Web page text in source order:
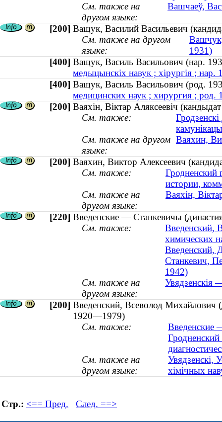
См. также на
другом языке:
Вашчаеў,
[200] Ващук, Василий Васильевич
См. также на другом
языке:
Вашчук,
1931)
[400] Ващук, Василь Васильович (нар.
медыцынскіх навук ; хірургія ; нар.
[400] Ващук, Василь Васильович (род.
медицинских наук ; хирургия ; род.
[200] Ваяхін, Віктар Аляксеевіч
См. также:
См. также на другом
языке:
Ваяхин,
[200] Ваяхин, Виктор Алексеевич
См. также:
Гродненский
истории,
См. также на
другом языке:
Ваяхін,
[220] Введенские — Станкевичы
См. также:
Введенский,
химических
Введенский,
Станкевич,
1942)
См. также на
другом языке:
Увядзенскія
[200] Введенский, Всеволод Михайлович
1920—1979)
См. также:
Введенские
См. также на
другом языке:
Увядзенскі,
хімічных
Стр.: <== Пред. След. ==>